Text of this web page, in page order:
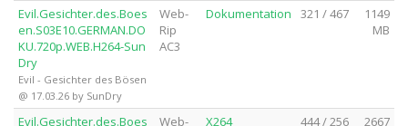
Evil.Gesichter.des.Boes
en.S03E10.GERMAN.DO
KU.720p.WEB.H264-Sun
Dry
Evil - Gesichter des Bösen
@ 17.03.26 by SunDry
Web-
Rip
AC3
Dokumentation 321 / 467
1149
MB
Evil.Gesichter.des.Boes
Web-
X264 444 / 256
2667